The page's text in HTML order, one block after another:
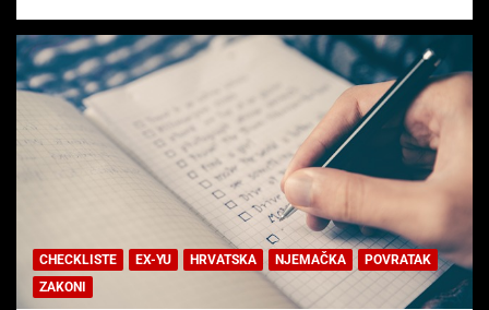
CHECKLISTE EX-YU HRVATSKA NJEMAČKA
POVRATAK
ZAKONI